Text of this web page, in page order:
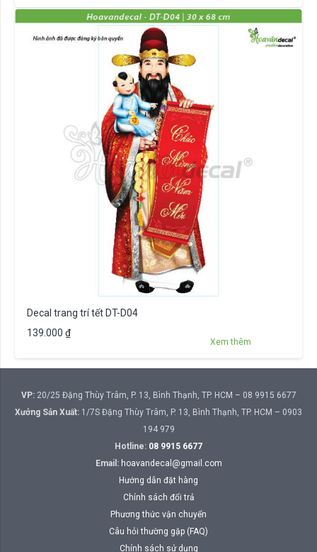
Decal trang trí tết DT-D04
139.000 ₫
Xem thêm
VP:20/25 Đặng Thùy Trâm, P. 13, Bình Thạnh, TP. HCM – 08 9915 6677
Xưởng Sản Xuất: 1/7S Đặng Thùy Trâm, P. 13, Bình Thạnh, TP. HCM – 0903
194 979
Hotline: 08 9915 6677
Email: hoavandecal@gmail.com
Hướng dẫn đặt hàng
Chính sách đổi trả
Phương thức vận chuyển
Câu hỏi thường gặp (FAQ)
Chính sách sử dụng